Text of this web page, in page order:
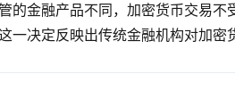
的金融产品不同，加密货币交易
一决定反映出传统金融机构对加密